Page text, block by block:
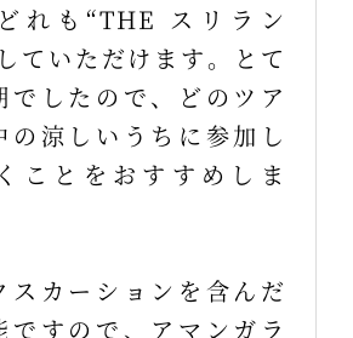
れも“THE スリラン
ていただけます。とて
でしたので、どのツア
の涼しいうちに参加し
ことをおすすめしま
スカーションを含んだ
ですので、アマンガラ